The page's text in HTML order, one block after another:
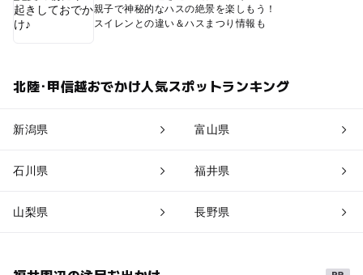
親子で神秘的なハスの絶景を楽しもう！
スイレンとの違い＆ハスまつり情報も
北陸･甲信越おでかけ人気スポットランキング
新潟県 富山県
石川県 福井県
山梨県 長野県